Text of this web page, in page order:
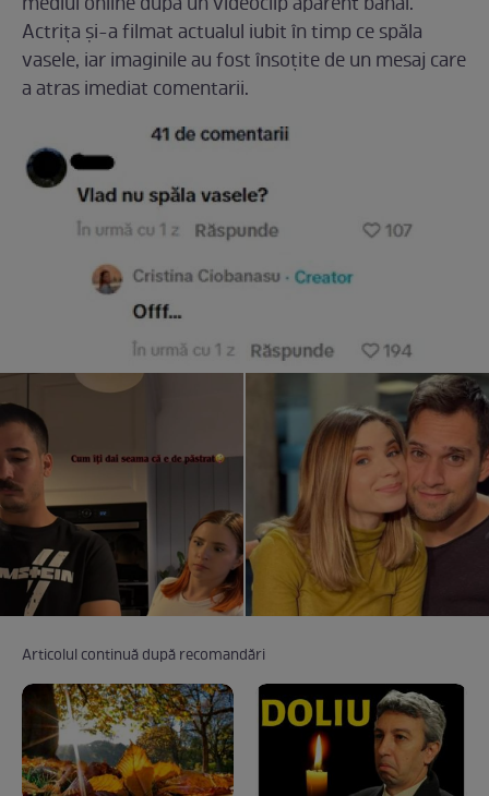
Actrița și-a filmat actualul iubit în timp ce spăla
vasele, iar imaginile au fost însoțite de un mesaj care
a atras imediat comentarii.
Articolul continuă după recomandări